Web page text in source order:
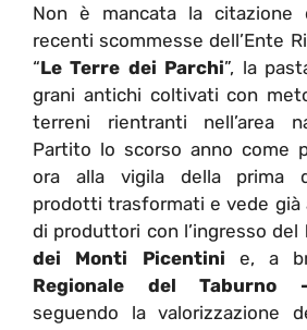
Non è mancata la citazione
recenti scommesse dell’Ente
“Le Terre dei Parchi”, la
grani antichi coltivati con
terreni rientranti nell’area
Partito lo scorso anno come
ora alla vigila della prima
prodotti trasformati e vede già
di produttori con l’ingresso del
dei Monti Picentini e, a
Regionale del Taburno
seguendo la valorizzazione